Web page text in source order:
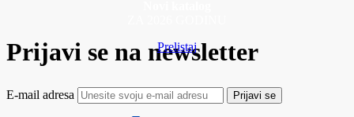
Prelistaj
Prijavi se na newsletter
E-mail adresa Prijavi se